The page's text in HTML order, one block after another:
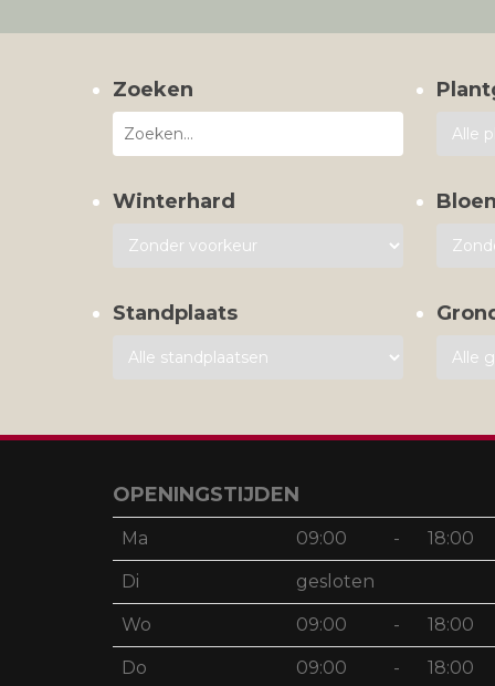
Zoeken
Winterhard
Standplaats
OPENINGSTIJDEN
Ma 09:00 - 18:00
Di gesloten
Wo 09:00 - 18:00
Do 09:00 - 18:00